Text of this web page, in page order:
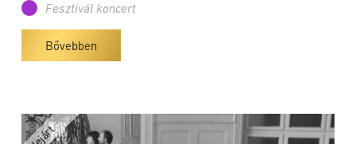
Fesztivál koncert
Bővebben